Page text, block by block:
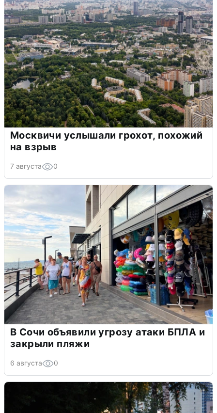
Москвичи услышали грохот, похожий
на взрыв
7 августа 0
В Сочи объявили угрозу атаки БПЛА и
закрыли пляжи
6 августа 0